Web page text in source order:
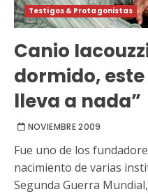
Testigos & Protagonistas
Canio
dormido,
lleva a nada”
NOVIEMBRE 2009
Fue uno de los
nacimiento de varias
Segunda Guerra